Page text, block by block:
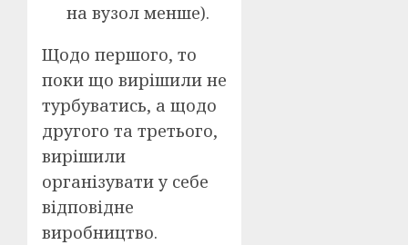
на вузол менше).
Щодо першого, то
поки що вирішили не
турбуватись, а щодо
другого та третього,
вирішили
організувати у себе
відповідне
виробництво.